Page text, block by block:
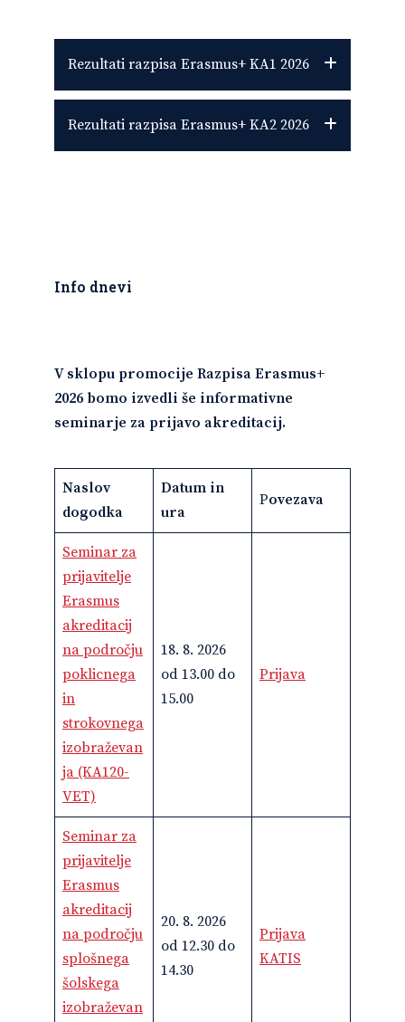
Rezultati razpisa Erasmus+ KA1 2026
Rezultati razpisa Erasmus+ KA2 2026
Info dnevi
V sklopu promocije Razpisa Erasmus+
2026 bomo izvedli še informativne
seminarje za prijavo akreditacij.
Naslov
dogodka
Datum in
ura
Povezava
Seminar za
prijavitelje
Erasmus
akreditacij
na področju
poklicnega
in
strokovnega
izobraževan
ja (KA120-
VET)
18. 8. 2026
od 13.00 do
15.00
Prijava
Seminar za
prijavitelje
Erasmus
akreditacij
na področju
splošnega
šolskega
izobraževan
20. 8. 2026
od 12.30 do
14.30
Prijava
KATIS